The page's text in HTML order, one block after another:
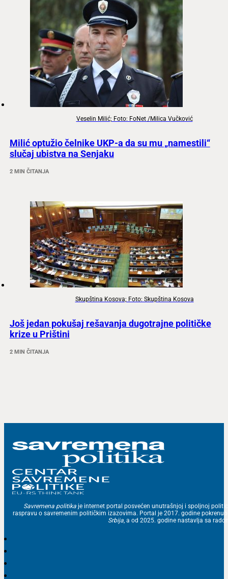
Veselin Milić; Foto: FoNet /Milica Vučković
Milić optužio čelnike UKP-a da su mu „namestili“
slučaj ubistva na Senjaku
2 MIN ČITANJA
Skupština Kosova; Foto: Skupština Kosova
Još jedan pokušaj rešavanja dugotrajne političke
krize u Prištini
2 MIN ČITANJA
Savremena politika je internet portal posvećen unutrašnjoj i spoljnoj
raspravu o savremenim političkim izazovima. Portal je 2017. godine
Srbija, a od 2025. godine nastavlja sa